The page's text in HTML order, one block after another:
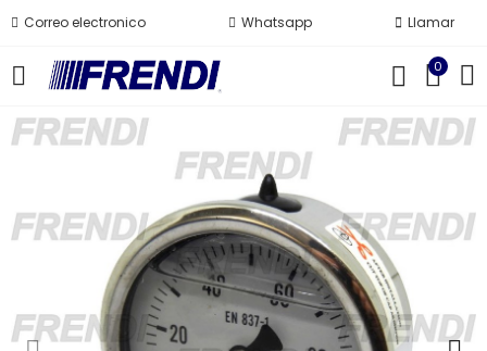
Correo electronico Whatsapp Llamar
0